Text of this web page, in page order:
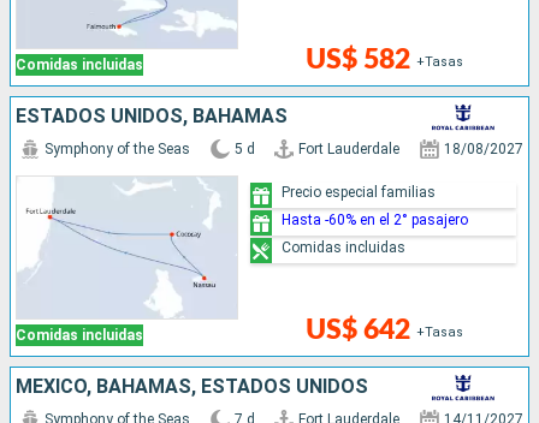
Comidas incluidas US$ 582 +Tasas
ESTADOS UNIDOS, BAHAMAS
Comidas incluidas
Symphony of the Seas 5 d Fort Lauderdale 18/08/2027
US$ 642 +Tasas
Precio especial familias
Hasta -60% en el 2° pasajero
Comidas incluidas
MÉXICO, BAHAMAS, ESTADOS UNIDOS